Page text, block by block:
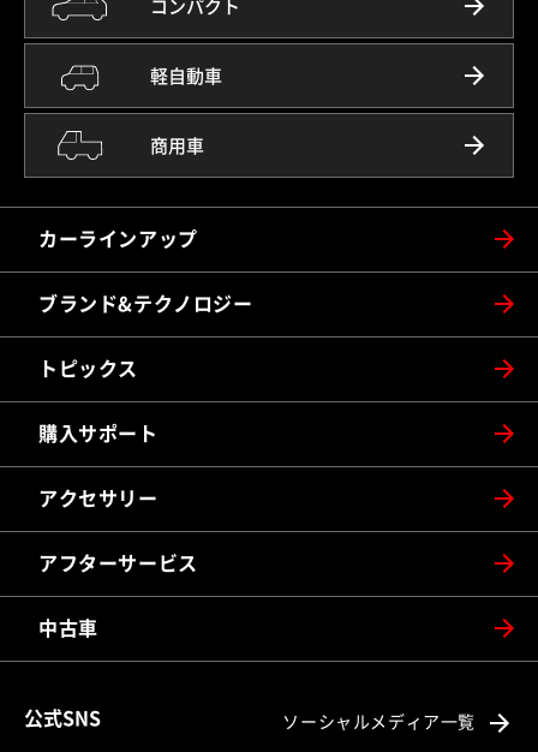
カーラインアップ
コンパクト
軽自動車
商用車
ブランド&テクノロジー
トピックス
購入サポート
アクセサリー
アフターサービス
中古車
公式SNS ソーシャルメディア一覧